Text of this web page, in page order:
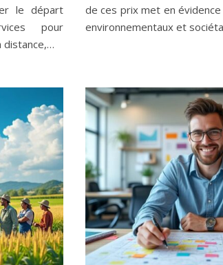
le départ
pour
distance,…
de ces prix met en
environnementaux et